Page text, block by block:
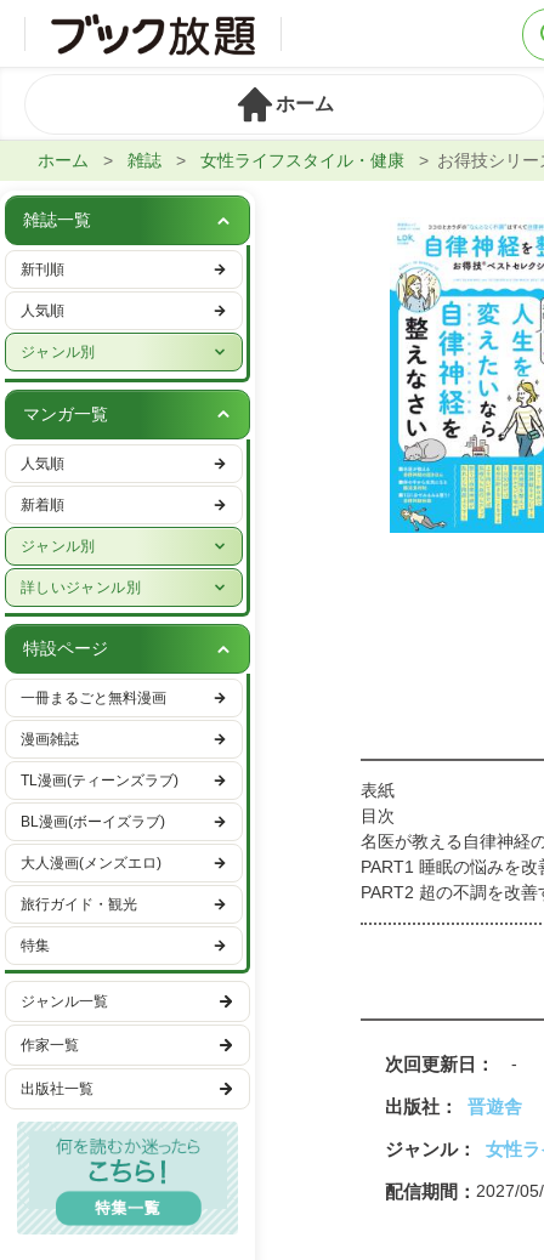
ホーム
ホーム 雑誌 女性ライフスタイル・健康 お得技シリ
雑誌一覧
新刊順
人気順
ジャンル別
週刊誌
ビジネス・IT・マネー
女性ファッション・美容
女性ライフスタイル・健康
グルメ・レシピ
車・バイク
趣味・エンタメ
スポーツ・アウトドア
男性ライフスタイル
国内旅行
海外旅行
マンガ一覧
人気順
新着順
ジャンル別
少年漫画
青年漫画
女性漫画
詳しいジャンル別
ハーレクイン
ヒューマンドラマ
バトル・アクション
ファンタジー・SF
異世界・転生
ミステリー・サスペンス
ホラー
日常
学園
ギャグ・コメディー
スポーツ
歴史・時代
TL(ティーンズラブ)
レディコミ
特設ページ
一冊まるごと無料漫画
漫画雑誌
TL漫画(ティーンズラブ)
BL漫画(ボーイズラブ)
大人漫画(メンズエロ)
旅行ガイド・観光
特集
ジャンル一覧
作家一覧
出版社一覧
表紙
目次
名医が教える自律神経
PART1 睡眠の悩みを
PART2 超の不調を改
PART5 ココロの不調
次回更新日 -
出版社 晋遊舎
ジャンル 女性
配信期間 2027/